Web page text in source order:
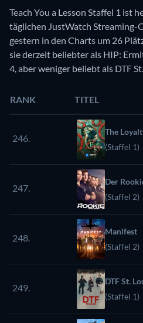
Teach You a Lesson Staffel 1 ist
täglichen JustWatch Streaming-
gestern in den Charts um 26
sie derzeit beliebter als HIP:
4, aber weniger beliebt als DTF
RANK TITEL
246.
The
(Staffel 1)
247.
Der
(Staffel 2)
248.
Manifest
(Staffel 2)
249.
DTF St.
(Staffel 1)